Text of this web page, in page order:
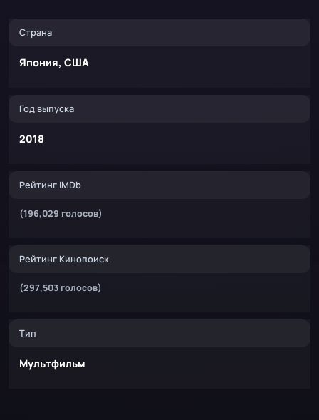
Страна
Япония, США
Год выпуска
2018
Рейтинг IMDb
(196,029 голосов)
Рейтинг Кинопоиск
(297,503 голосов)
Тип
Мультфильм